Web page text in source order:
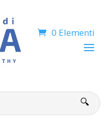
0 Elementi
🔍